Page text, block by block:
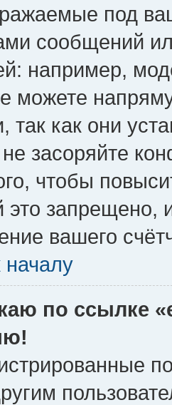
под
сообщений
например,
можете
так как они
засоряйте
чтобы
это запрещено,
вашего
началу
по ссылке